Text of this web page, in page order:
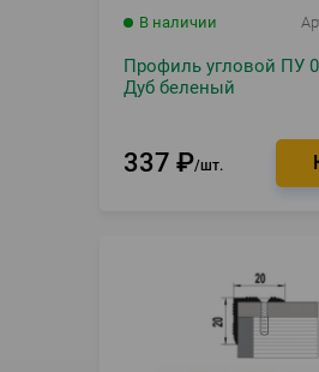
В наличии
Профиль угловой ПУ
Дуб беленый
337 ₽ шт.